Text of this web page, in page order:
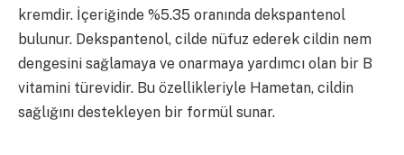
kremdir. İçeriğinde %5.35 oranında dekspantenol
bulunur. Dekspantenol, cilde nüfuz ederek cildin nem
dengesini sağlamaya ve onarmaya yardımcı olan bir B
vitamini türevidir. Bu özellikleriyle Hametan, cildin
sağlığını destekleyen bir formül sunar.